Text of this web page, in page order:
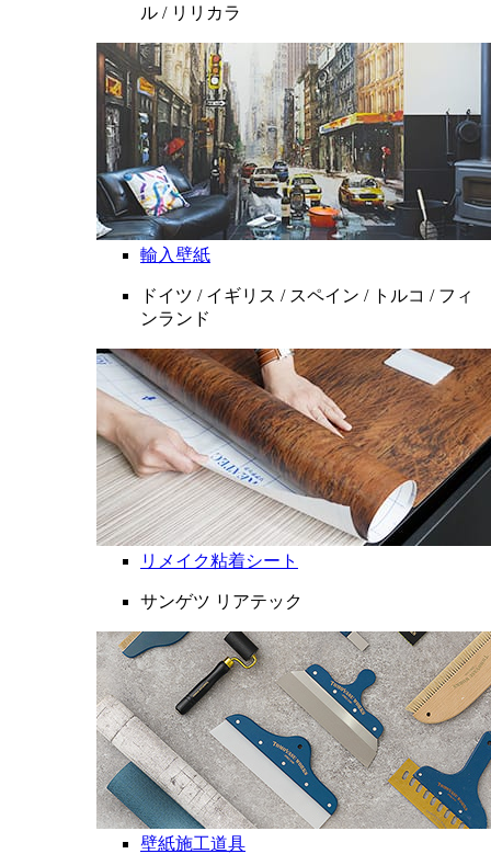
ル / リリカラ
輸入壁紙
ドイツ / イギリス / スペイン / トルコ / フィ
ンランド
リメイク粘着シート
サンゲツ リアテック
壁紙施工道具